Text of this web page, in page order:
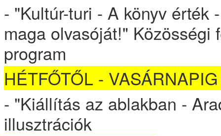
- "Kultúr-turi - A könyv érték
maga olvasóját!" Közösségi
program
HÉTFŐTŐL -
- "Kiállítás az ablakban -
illusztrációk